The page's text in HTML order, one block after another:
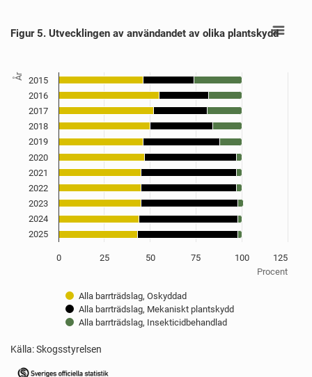
Bar chart with 3 data series.
The chart has 1 X axis displaying År.
The chart has 1 Y axis displaying Procent. Data ranges from
Procent
År
Figur 5. Utvecklingen av användandet av olika plantskydd
Källa: Skogsstyrelsen
Alla barrträdslag, Oskyddad
Alla barrträdslag, Mekaniskt plantskydd
Alla barrträdslag, Insekticidbehandlad
0 100
25 50 75 125
2015
2016
2017
2018
2019
2020
2021
2022
2023
2024
2025
End of interactive chart.